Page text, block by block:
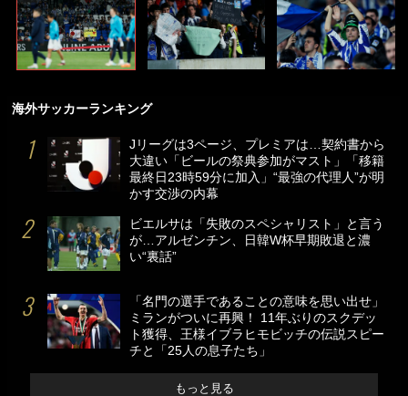
海外サッカーランキング
Jリーグは3ページ、プレミアは…契約書から
大違い「ビールの祭典参加がマスト」「移籍
最終日23時59分に加入」“最強の代理人”が明
かす交渉の内幕
ビエルサは「失敗のスペシャリスト」と言う
が…アルゼンチン、日韓W杯早期敗退と濃
い“裏話”
「名門の選手であることの意味を思い出せ」
ミランがついに再興！ 11年ぶりのスクデッ
ト獲得、王様イブラヒモビッチの伝説スピー
チと「25人の息子たち」
もっと見る